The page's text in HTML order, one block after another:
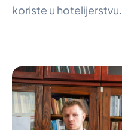
koriste u hotelijerstvu.